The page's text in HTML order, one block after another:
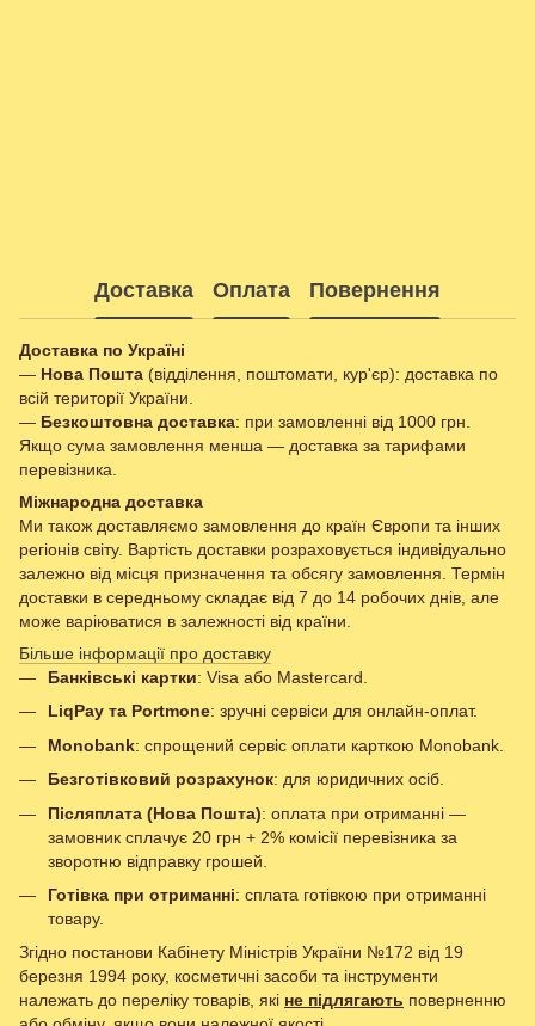
Доставка Оплата Повернення
Доставка по Україні
— Нова Пошта (відділення, поштомати, кур'єр): доставка по
всій території України.
— Безкоштовна доставка: при замовленні від 1000 грн.
Якщо сума замовлення менша — доставка за тарифами
перевізника.
Міжнародна доставка
Ми також доставляємо замовлення до країн Європи та інших
регіонів світу. Вартість доставки розраховується індивідуально
залежно від місця призначення та обсягу замовлення. Термін
доставки в середньому складає від 7 до 14 робочих днів, але
може варіюватися в залежності від країни.
Більше інформації про доставку
Банківські картки: Visa або Mastercard.
LiqPay та Portmone: зручні сервіси для онлайн-оплат.
Monobank: спрощений сервіс оплати карткою Monobank.
Безготівковий розрахунок: для юридичних осіб.
Післяплата (Нова Пошта): оплата при отриманні —
замовник сплачує 20 грн + 2% комісії перевізника за
зворотню відправку грошей.
Готівка при отриманні: сплата готівкою при отриманні
товару.
Згідно постанови Кабінету Міністрів України №172 від 19
березня 1994 року, косметичні засоби та інструменти
належать до переліку товарів, які не підлягають поверненню